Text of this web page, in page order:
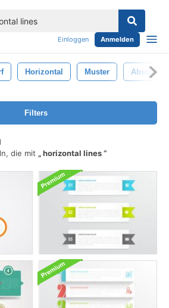
Einloggen Anmelden
Horizontal Muster Abstrakt
Filters
die mit
horizontal lines